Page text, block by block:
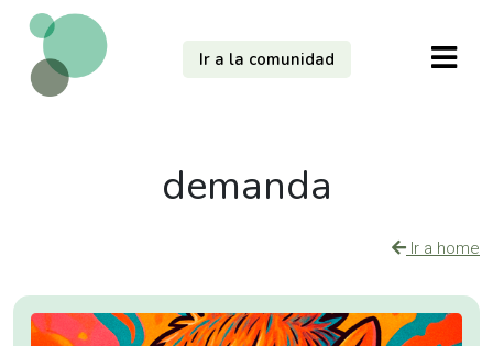
Ir a la comunidad
demanda
Ir a home